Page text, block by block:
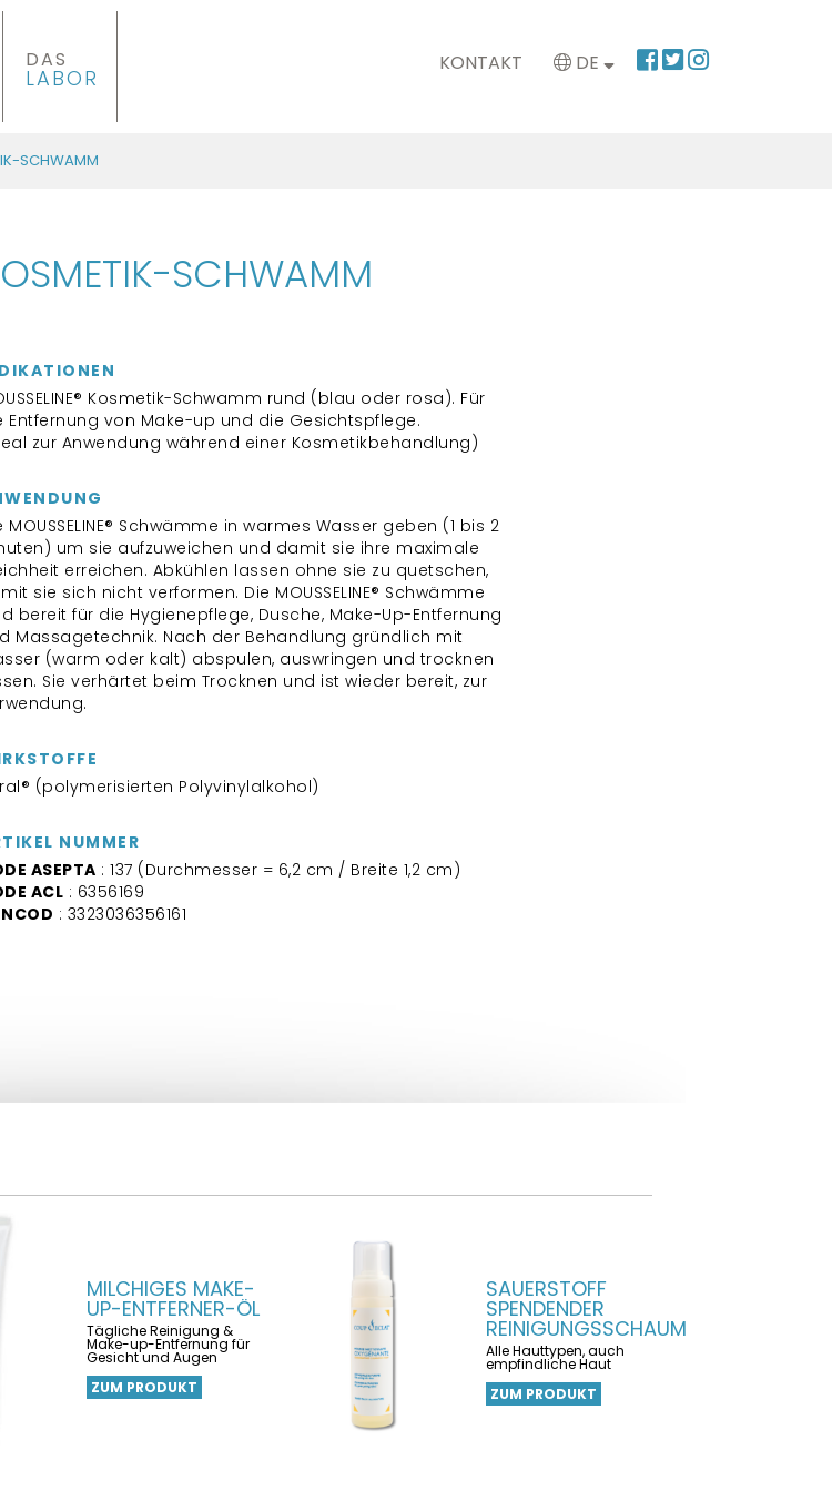
DAS
LABOR
KONTAKT DE
SCHWAMM
SCHWAMM
Kosmetik-Schwamm rund (blau oder rosa). Für
Entfernung von Make-up und die Gesichtspflege.
zur Anwendung während einer Kosmetikbehandlung)
MOUSSELINE® Schwämme in warmes Wasser geben (1 bis 2
um sie aufzuweichen und damit sie ihre maximale
erreichen. Abkühlen lassen ohne sie zu quetschen,
sie sich nicht verformen. Die MOUSSELINE® Schwämme
bereit für die Hygienepflege, Dusche, Make-Up-Entfernung
Massagetechnik. Nach der Behandlung gründlich mit
(warm oder kalt) abspulen, auswringen und trocknen
Sie verhärtet beim Trocknen und ist wieder bereit, zur
(polymerisierten Polyvinylalkohol)
NUMMER
ASEPTA : 137 (Durchmesser = 6,2 cm / Breite 1,2 cm)
ACL : 6356169
: 3323036356161
MILCHIGES MAKE-
UP-ENTFERNER-ÖL
Tägliche Reinigung &
Make-up-Entfernung für
Gesicht und Augen
ZUM PRODUKT
SAUERSTOFF
SPENDENDER
REINIGUNGSSCHAUM
Alle Hauttypen, auch
empfindliche Haut
ZUM PRODUKT